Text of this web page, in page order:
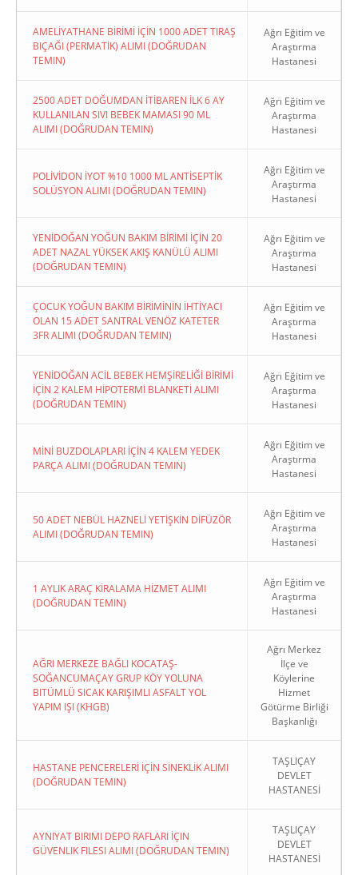
AMELİYATHANE BİRİMİ İÇİN 1000 ADET TIRAŞ
BIÇAĞI (PERMATİK) ALIMI (DOĞRUDAN
TEMIN)
Ağrı Eğitim ve
Araştırma
Hastanesi
2500 ADET DOĞUMDAN İTİBAREN İLK 6 AY
KULLANILAN SIVI BEBEK MAMASI 90 ML
ALIMI (DOĞRUDAN TEMIN)
Ağrı Eğitim ve
Araştırma
Hastanesi
POLİVİDON İYOT %10 1000 ML ANTİSEPTİK
SOLÜSYON ALIMI (DOĞRUDAN TEMIN)
Ağrı Eğitim ve
Araştırma
Hastanesi
YENİDOĞAN YOĞUN BAKIM BİRİMİ İÇİN 20
ADET NAZAL YÜKSEK AKIŞ KANÜLÜ ALIMI
(DOĞRUDAN TEMIN)
Ağrı Eğitim ve
Araştırma
Hastanesi
ÇOCUK YOĞUN BAKIM BİRİMİNİN İHTİYACI
OLAN 15 ADET SANTRAL VENÖZ KATETER
3FR ALIMI (DOĞRUDAN TEMIN)
Ağrı Eğitim ve
Araştırma
Hastanesi
YENİDOĞAN ACİL BEBEK HEMŞİRELİĞİ BİRİMİ
İÇİN 2 KALEM HİPOTERMİ BLANKETİ ALIMI
(DOĞRUDAN TEMIN)
Ağrı Eğitim ve
Araştırma
Hastanesi
MİNİ BUZDOLAPLARI İÇİN 4 KALEM YEDEK
PARÇA ALIMI (DOĞRUDAN TEMIN)
Ağrı Eğitim ve
Araştırma
Hastanesi
50 ADET NEBÜL HAZNELİ YETİŞKİN DİFÜZÖR
ALIMI (DOĞRUDAN TEMIN)
Ağrı Eğitim ve
Araştırma
Hastanesi
1 AYLIK ARAÇ KİRALAMA HİZMET ALIMI
(DOĞRUDAN TEMIN)
Ağrı Eğitim ve
Araştırma
Hastanesi
AĞRI MERKEZE BAĞLI KOCATAŞ-
SOĞANCUMAÇAY GRUP KÖY YOLUNA
BITÜMLÜ SICAK KARIŞIMLI ASFALT YOL
YAPIM IŞI (KHGB)
Ağrı Merkez
İlçe ve
Köylerine
Hizmet
Götürme Birliği
Başkanlığı
HASTANE PENCERELERİ İÇİN SİNEKLİK ALIMI
(DOĞRUDAN TEMIN)
TAŞLIÇAY
DEVLET
HASTANESİ
AYNIYAT BIRIMI DEPO RAFLARI İÇIN
GÜVENLIK FILESI ALIMI (DOĞRUDAN TEMIN)
TAŞLIÇAY
DEVLET
HASTANESİ